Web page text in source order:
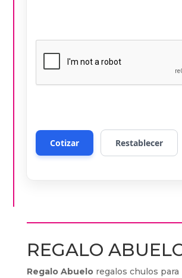
REGALO
Regalo Abueloregalos chulos para